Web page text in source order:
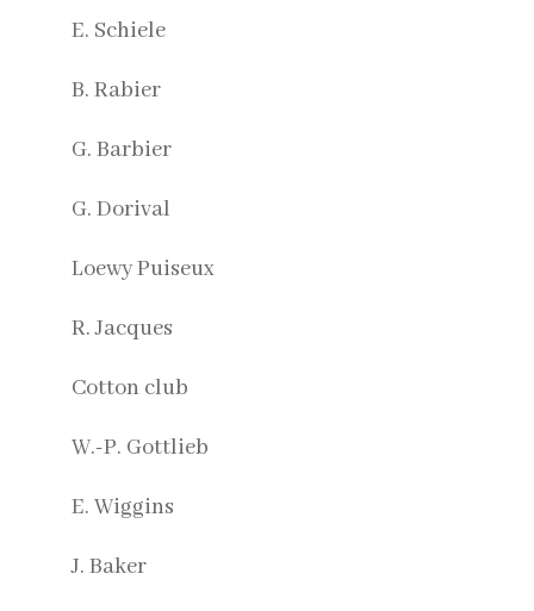
E. Schiele
B. Rabier
G. Barbier
G. Dorival
Loewy Puiseux
R. Jacques
Cotton club
W.-P. Gottlieb
E. Wiggins
J. Baker